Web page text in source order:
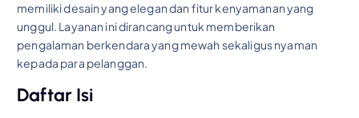
memiliki desain yang elegan dan fitur kenyamanan yang
unggul. Layanan ini dirancang untuk memberikan
pengalaman berkendara yang mewah sekaligus nyaman
kepada para pelanggan.
Daftar Isi